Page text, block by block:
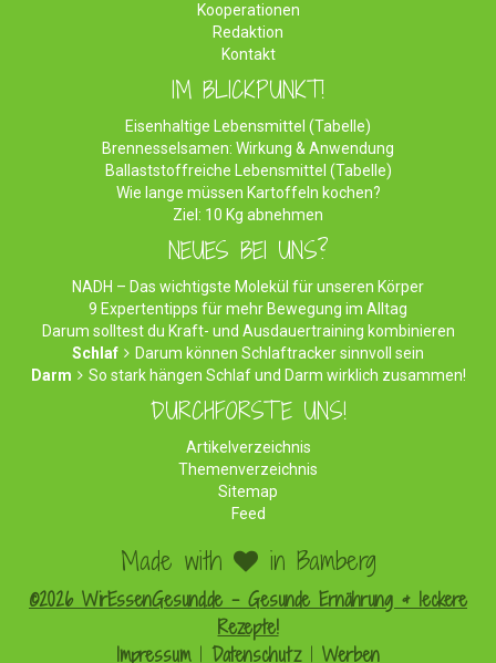
Kooperationen
Redaktion
Kontakt
IM BLICKPUNKT!
Eisenhaltige Lebensmittel (Tabelle)
Brennesselsamen: Wirkung & Anwendung
Ballaststoffreiche Lebensmittel (Tabelle)
Wie lange müssen Kartoffeln kochen?
Ziel: 10 Kg abnehmen
NEUES BEI UNS?
NADH – Das wichtigste Molekül für unseren Körper
9 Expertentipps für mehr Bewegung im Alltag
Darum solltest du Kraft- und Ausdauertraining kombinieren
Schlaf
Darum können Schlaftracker sinnvoll sein
Darm
So stark hängen Schlaf und Darm wirklich zusammen!
DURCHFORSTE UNS!
Artikelverzeichnis
Themenverzeichnis
Sitemap
Feed
Made with in Bamberg
©2026 WirEssenGesund.de - Gesunde Ernährung & leckere
Rezepte!
Impressum| Datenschutz| Werben